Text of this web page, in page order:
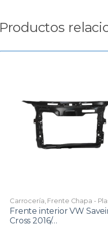
Productos
Carrocería Frente Chapa -
Frente interior VW
Cross 2016/…